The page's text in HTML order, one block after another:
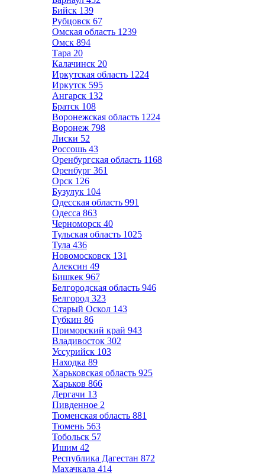
Бийск 139
Рубцовск 67
Омская область 1239
Омск 894
Тара 20
Калачинск 20
Иркутская область 1224
Иркутск 595
Ангарск 132
Братск 108
Воронежская область 1224
Воронеж 798
Лиски 52
Россошь 43
Оренбургская область 1168
Оренбург 361
Орск 126
Бузулук 104
Одесская область 991
Одесса 863
Черноморск 40
Тульская область 1025
Тула 436
Новомосковск 131
Алексин 49
Бишкек 967
Белгородская область 946
Белгород 323
Старый Оскол 143
Губкин 86
Приморский край 943
Владивосток 302
Уссурийск 103
Находка 89
Харьковская область 925
Харьков 866
Дергачи 13
Пивденное 2
Тюменская область 881
Тюмень 563
Тобольск 57
Ишим 42
Республика Дагестан 872
Махачкала 414